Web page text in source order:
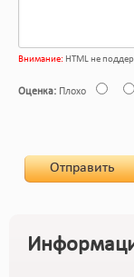
Внимание: HTML не
Оценка: Плохо
Отправить